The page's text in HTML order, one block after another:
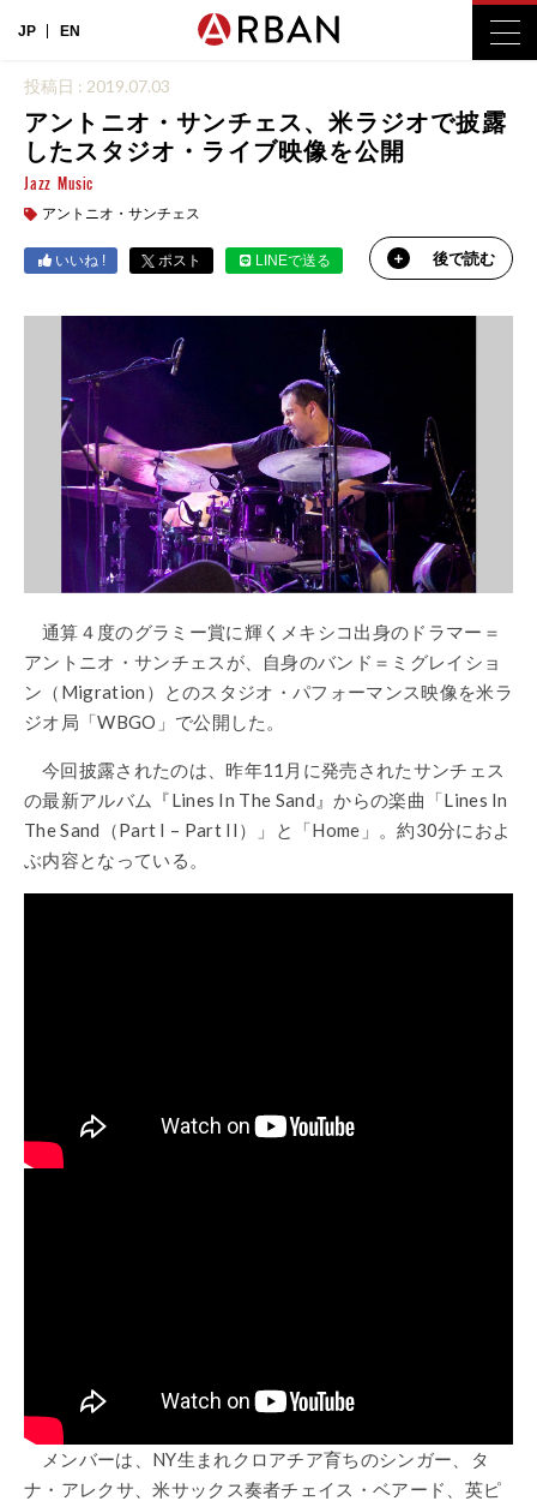
JP EN
投稿日 : 2019.07.03
アントニオ・サンチェス、米ラジオで披露
したスタジオ・ライブ映像を公開
Jazz Music
アントニオ・サンチェス
いいね ! ポスト LINEで送る 後で読む
通算４度のグラミー賞に輝くメキシコ出身のドラマー＝
アントニオ・サンチェスが、自身のバンド＝ミグレイショ
ン（Migration）とのスタジオ・パフォーマンス映像を米ラ
ジオ局「WBGO」で公開した。
今回披露されたのは、昨年11月に発売されたサンチェス
の最新アルバム『Lines In The Sand』からの楽曲「Lines In
The Sand（Part I – Part II）」と「Home」。約30分におよ
ぶ内容となっている。
メンバーは、NY生まれクロアチア育ちのシンガー、タ
ナ・アレクサ、米サックス奏者チェイス・ベアード、英ピ